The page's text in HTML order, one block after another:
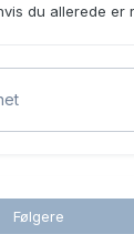
du allerede er
Følgere